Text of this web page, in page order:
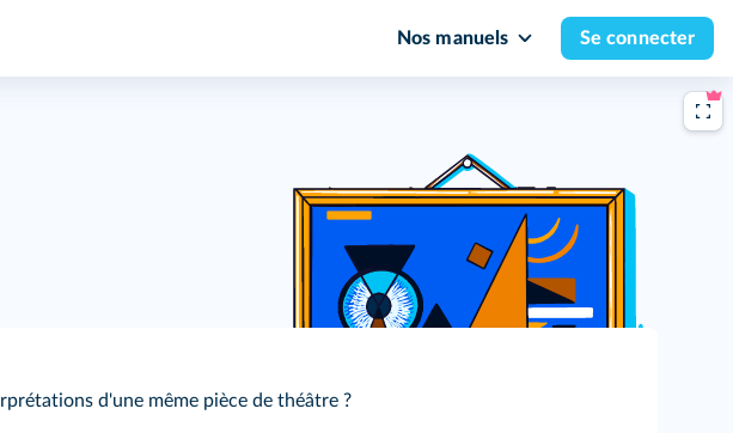
Nos manuels Se connecter
d'une même pièce de théâtre ?